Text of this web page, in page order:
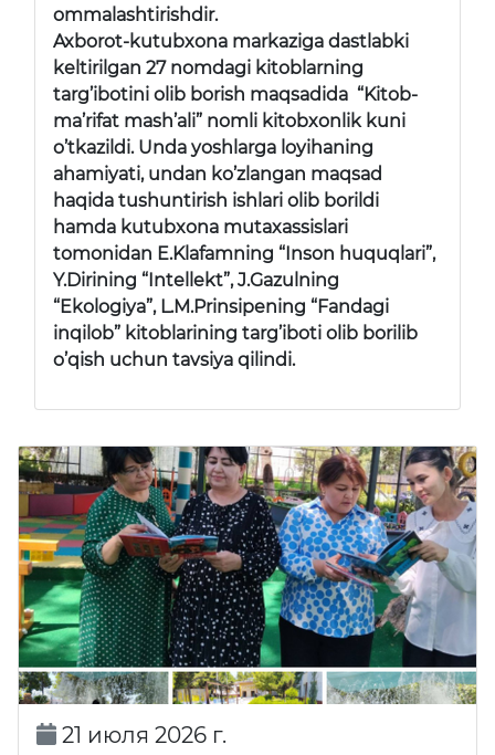
ommalashtirishdir.
Axborot-kutubxona markaziga dastlabki
keltirilgan 27 nomdagi kitoblarning
targ’ibotini olib borish maqsadida “Kitob-
ma’rifat mash’ali” nomli kitobxonlik kuni
o’tkazildi. Unda yoshlarga loyihaning
ahamiyati, undan ko’zlangan maqsad
haqida tushuntirish ishlari olib borildi
hamda kutubxona mutaxassislari
tomonidan E.Klafamning “Inson huquqlari”,
Y.Dirining “Intellekt”, J.Gazulning
“Ekologiya”, L.M.Prinsipening “Fandagi
inqilob” kitoblarining targ’iboti olib borilib
o’qish uchun tavsiya qilindi.
21 июля 2026 г.